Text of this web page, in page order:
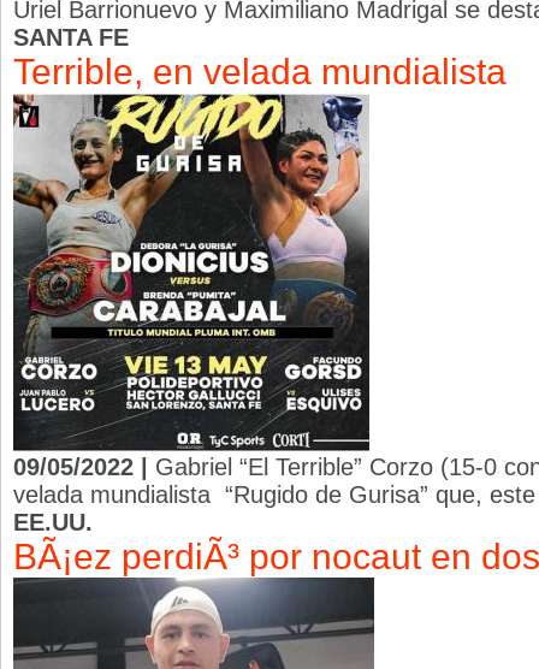
Uriel Barrionuevo y Maximiliano Madrigal se
SANTA FE
Terrible, en velada mundialista
09/05/2022 | Gabriel “El Terrible” Corzo (15-0
velada mundialista “Rugido de Gurisa” que,
EE.UU.
BÃ¡ez perdiÃ³ por nocaut en dos